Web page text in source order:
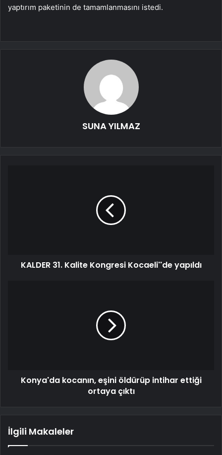
yaptırım paketinin de tamamlanmasını istedi.
SUNA YILMAZ
KALDER 31. Kalite Kongresi Kocaeli''de yapıldı
Konya'da kocanın, eşini öldürüp intihar ettiği
ortaya çıktı
İlgili Makaleler